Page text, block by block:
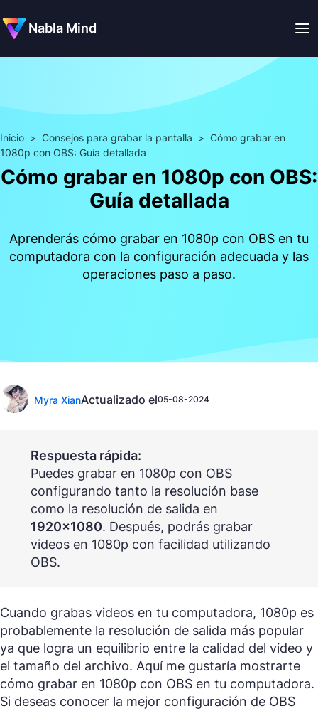
Nabla Mind
Inicio > Consejos para grabar la pantalla > Cómo grabar en
1080p con OBS: Guía detallada
Cómo grabar en 1080p con OBS:
Guía detallada
Aprenderás cómo grabar en 1080p con OBS en tu
computadora con la configuración adecuada y las
operaciones paso a paso.
Myra XianActualizado el05-08-2024
Respuesta rápida:
Puedes grabar en 1080p con OBS
configurando tanto la resolución base
como la resolución de salida en
1920×1080. Después, podrás grabar
videos en 1080p con facilidad utilizando
OBS.
Cuando grabas videos en tu computadora, 1080p es
probablemente la resolución de salida más popular
ya que logra un equilibrio entre la calidad del video y
el tamaño del archivo. Aquí me gustaría mostrarte
cómo grabar en 1080p con OBS en tu computadora.
Si deseas conocer la mejor configuración de OBS